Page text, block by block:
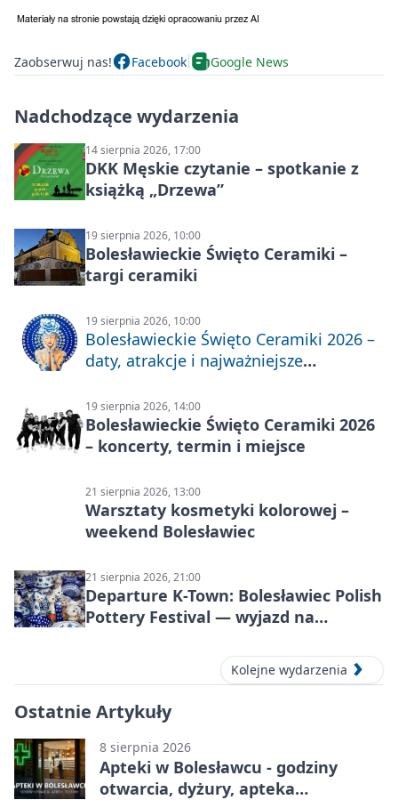
Zaobserwuj nas! Facebook Google News
Nadchodzące wydarzenia
14 sierpnia 2026, 17:00
DKK Męskie czytanie – spotkanie z
książką „Drzewa”
19 sierpnia 2026, 10:00
Bolesławieckie Święto Ceramiki –
targi ceramiki
19 sierpnia 2026, 10:00
Bolesławieckie Święto Ceramiki 2026 –
daty, atrakcje i najważniejsze
19 sierpnia 2026, 14:00
Bolesławieckie Święto Ceramiki 2026
– koncerty, termin i miejsce
21 sierpnia 2026, 13:00
Warsztaty kosmetyki kolorowej –
weekend Bolesławiec
21 sierpnia 2026, 21:00
Departure K-Town: Bolesławiec Polish
Pottery Festival — wyjazd na
Kolejne wydarzenia
Ostatnie Artykuły
8 sierpnia 2026
Apteki w Bolesławcu - godziny
otwarcia, dyżury, apteka